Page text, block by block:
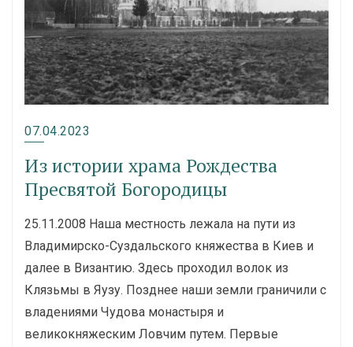
07.04.2023
Из истории храма Рождества
Пресвятой Богородицы
25.11.2008 Наша местность лежала на пути из
Владимирско-Суздальского княжества в Киев и
далее в Византию. Здесь проходил волок из
Клязьмы в Яузу. Позднее наши земли граничили с
владениями Чудова монастыря и
великокняжеским Ловчим путем. Первые